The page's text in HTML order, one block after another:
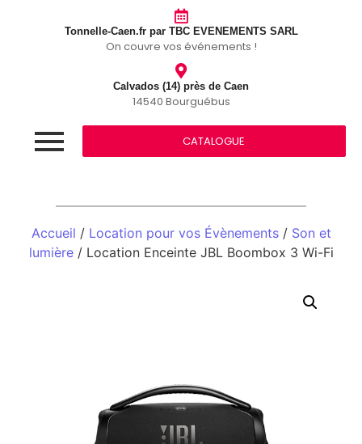
Tonnelle-Caen.fr par TBC EVENEMENTS SARL
On couvre vos événements !
Calvados (14) près de Caen
14540 Bourguébus
CATALOGUE
Accueil / Location pour vos Évènements/ Son et
lumière/ Location Enceinte JBL Boombox 3 Wi-Fi